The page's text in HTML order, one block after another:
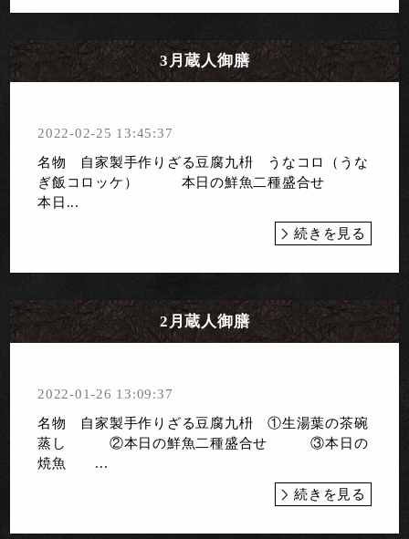
3月蔵人御膳
2022-02-25 13:45:37
名物 自家製手作りざる豆腐九枡 うなコロ（うな
ぎ飯コロッケ） 本日の鮮魚二種盛合せ
本日...
続きを見る
2月蔵人御膳
2022-01-26 13:09:37
名物 自家製手作りざる豆腐九枡 ①生湯葉の茶碗
蒸し ②本日の鮮魚二種盛合せ ③本日の
焼魚 ...
続きを見る